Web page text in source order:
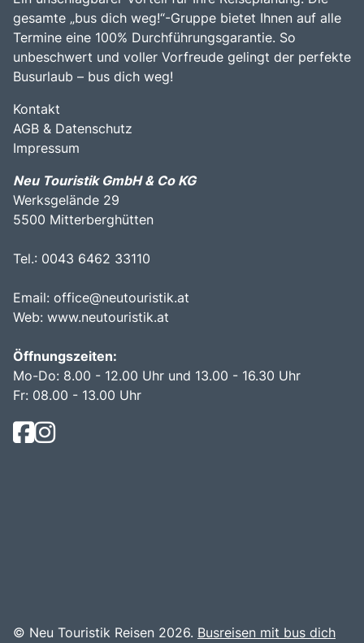
gesamte „bus dich weg!“-Gruppe bietet Ihnen auf alle
Termine eine 100% Durchführungsgarantie. So
unbeschwert und voller Vorfreude gelingt der perfekte
Busurlaub – bus dich weg!
Kontakt
AGB & Datenschutz
Impressum
Neu Touristik GmbH & Co KG
Werksgelände 29
5500 Mitterberghütten
Tel.: 0043 6462 33110
Email: office@neutouristik.at
Web: www.neutouristik.at
Öffnungszeiten:
Mo-Do: 8.00 - 12.00 Uhr und 13.00 - 16.30 Uhr
Fr: 08.00 - 13.00 Uhr
© Neu Touristik Reisen 2026. Busreisen mit bus dich